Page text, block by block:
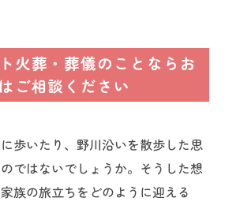
火葬・葬儀のことならお
ご相談ください
歩いたり、野川沿いを散歩した思
ではないでしょうか。そうした想
族の旅立ちをどのように迎える